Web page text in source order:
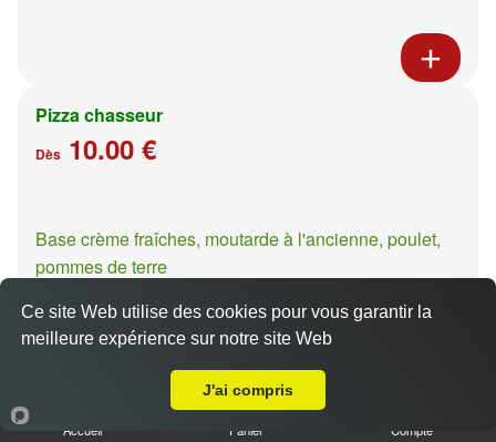
Pizza chasseur
Dès 10.00 €
Base crème fraîches, moutarde à l'ancienne, poulet,
pommes de terre
10.00 €
Accueil Panier Compte
Ce site Web utilise des cookies pour vous garantir la
meilleure expérience sur notre site Web
J'ai compris